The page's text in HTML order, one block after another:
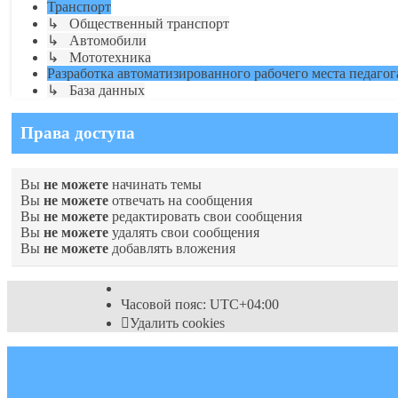
Транспорт
↳ Общественный транспорт
↳ Автомобили
↳ Мототехника
Разработка автоматизированного рабочего места
↳ База данных
Права доступа
Вы не можете начинать темы
Вы не можете отвечать на сообщения
Вы не можете редактировать свои сообщения
Вы не можете удалять свои сообщения
Вы не можете добавлять вложения
Часовой пояс: UTC+04:00
Удалить cookies